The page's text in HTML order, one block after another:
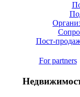
Пост-
For partners